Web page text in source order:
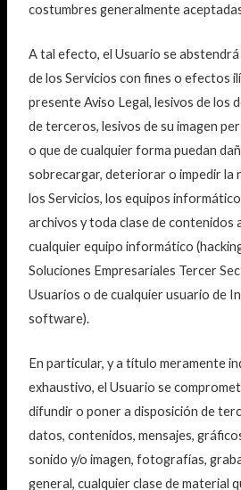
costumbres generalmente
A tal efecto, el Usuario se
de los Servicios con fines o efectos
presente Aviso Legal, lesivos de los
de terceros, lesivos de su imagen
o que de cualquier forma puedan
sobrecargar, deteriorar o impedir la
los Servicios, los equipos
archivos y toda clase de contenidos
cualquier equipo informático
Soluciones Empresariales Tercer
Usuarios o de cualquier usuario de
software).
En particular, y a título meramente
exhaustivo, el Usuario se
difundir o poner a disposición de
datos, contenidos, mensajes,
sonido y/o imagen, fotografías,
general, cualquier clase de material